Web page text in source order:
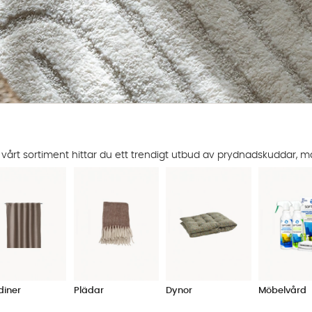
sortiment hittar du ett trendigt utbud av prydnadskuddar,
Plädar Dynor Möbelvård